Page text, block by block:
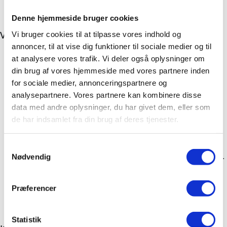
Denne hjemmeside bruger cookies
Vi bruger cookies til at tilpasse vores indhold og
annoncer, til at vise dig funktioner til sociale medier og til
at analysere vores trafik. Vi deler også oplysninger om
din brug af vores hjemmeside med vores partnere inden
for sociale medier, annonceringspartnere og
analysepartnere. Vores partnere kan kombinere disse
data med andre oplysninger, du har givet dem, eller som
de har indsamlet fra din brug af deres tjenester.
Nødvendig
Præferencer
Statistik
Vi opfordrer dig til følgende
Vær særlig opmærksom på mistænkelige
henvendelser, især ved anmodning om personlige
oplysninger eller betalinger.
Overvej om du bør beskytte dine oplysninger
yderligere, f.eks. via spærring af kort eller
anmeldelse til relevante myndigheder ved mistanke
om misbrug.
afpresning eller oplever misbrug af dine oplysninger.
Følg generelle råd om cybersikkerhed, som du kan